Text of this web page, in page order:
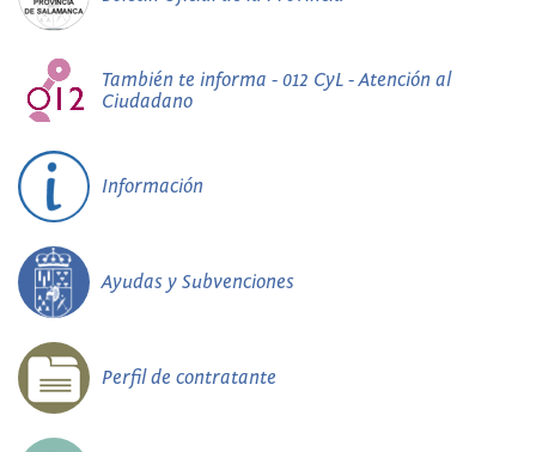
También te informa - 012 CyL - Atención al
Ciudadano
Información
Ayudas y Subvenciones
Perfil de contratante